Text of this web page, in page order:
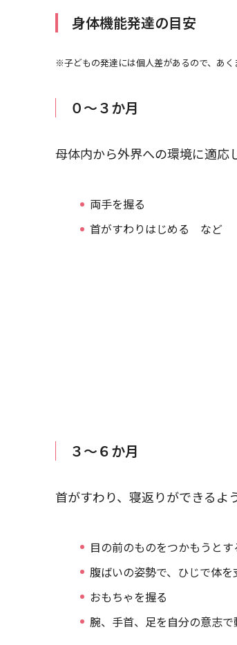
身体機能発達の目安
※子どもの発達には個人差があるので、あく
０～３か月
母体内から外界への環境に適応
両手を握る
首がすわりはじめる など
３～６か月
首がすわり、寝返りができるよ
目の前のものをつかもうとす
腹ばいの姿勢で、ひじで体を
おもちゃを握る
腕、手首、足を自分の意志